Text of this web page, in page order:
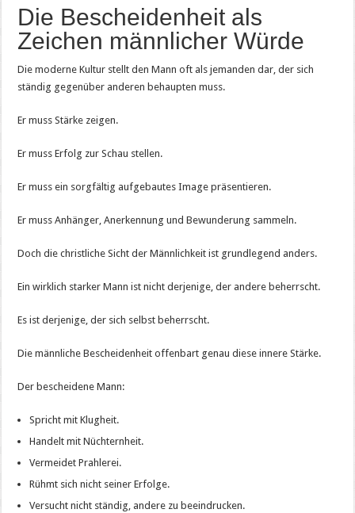
Die Bescheidenheit als
Zeichen männlicher Würde
Die moderne Kultur stellt den Mann oft als jemanden dar, der sich
ständig gegenüber anderen behaupten muss.
Er muss Stärke zeigen.
Er muss Erfolg zur Schau stellen.
Er muss ein sorgfältig aufgebautes Image präsentieren.
Er muss Anhänger, Anerkennung und Bewunderung sammeln.
Doch die christliche Sicht der Männlichkeit ist grundlegend anders.
Ein wirklich starker Mann ist nicht derjenige, der andere beherrscht.
Es ist derjenige, der sich selbst beherrscht.
Die männliche Bescheidenheit offenbart genau diese innere Stärke.
Der bescheidene Mann:
Spricht mit Klugheit.
Handelt mit Nüchternheit.
Vermeidet Prahlerei.
Rühmt sich nicht seiner Erfolge.
Versucht nicht ständig, andere zu beeindrucken.